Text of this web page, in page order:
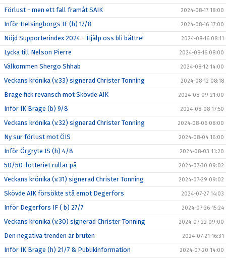
Förlust - men ett fall framåt SAIK 2024-08-17 18:00
Inför Helsingborgs IF (h) 17/8 2024-08-16 17:00
Nöjd Supporterindex 2024 - Hjälp oss bli bättre! 2024-08-16 08:11
Lycka till Nelson Pierre 2024-08-16 08:00
Välkommen Shergo Shhab 2024-08-12 14:00
Veckans krönika (v.33) signerad Christer Tonning 2024-08-12 08:18
Brage fick revansch mot Skövde AIK 2024-08-09 21:00
Inför IK Brage (b) 9/8 2024-08-08 17:50
Veckans krönika (v.32) signerad Christer Tonning 2024-08-06 08:00
Ny sur förlust mot ÖIS 2024-08-04 16:00
Inför Örgryte IS (h) 4/8 2024-08-03 11:20
50/50-lotteriet rullar på 2024-07-30 09:02
Veckans krönika (v.31) signerad Christer Tonning 2024-07-29 09:02
Skövde AIK försökte stå emot Degerfors 2024-07-27 14:03
Inför Degerfors IF ( b) 27/7 2024-07-26 15:24
Veckans krönika (v.30) signerad Christer Tonning 2024-07-22 09:00
Den negativa trenden är bruten 2024-07-21 16:31
Inför IK Brage (h) 21/7 & Publikinformation 2024-07-20 14:00